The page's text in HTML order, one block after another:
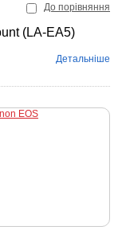
До порівняння
(LA-EA5)
Детальніше